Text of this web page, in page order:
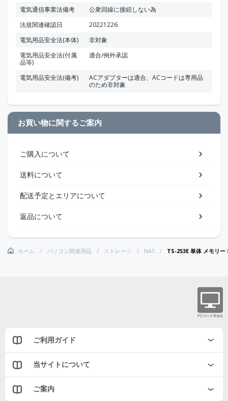
電気通信事業法備考
公衆回線に接続しない為
法規関連確認日
20221226
電気用品安全法(本体)
非対象
電気用品安全法(付属
品等)
適合/例外承認
電気用品安全法(備考)
ACアダプターは適合、ACコードは専用品
のため非対象
お買い物に関するご案内
ご購入について
送料について
配送予定とエリアについて
返品について
ホーム パソコン関連用品 ストレージ NAS TS-253E 単体 メモリー
ご利用ガイド
当サイトについて
ご案内